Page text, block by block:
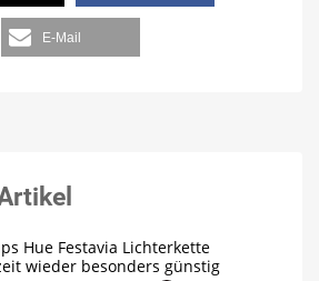
E-Mail
Hue Festavia Lichterkette
wieder besonders günstig